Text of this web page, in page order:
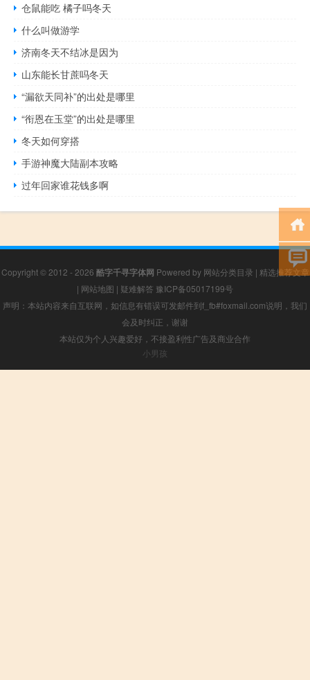
仓鼠能吃 橘子吗冬天
什么叫做游学
济南冬天不结冰是因为
山东能长甘蔗吗冬天
“漏欲天同补”的出处是哪里
“衔恩在玉堂”的出处是哪里
冬天如何穿搭
手游神魔大陆副本攻略
过年回家谁花钱多啊
Copyright © 2012 - 2026 酷字千寻字体网 Powered by 网站分类目录 | 精选推荐文章
| 网站地图 | 疑难解答 豫ICP备05017199号
声明：本站内容来自互联网，如信息有错误可发邮件到f_fb#foxmail.com说明，我们
会及时纠正，谢谢
本站仅为个人兴趣爱好，不接盈利性广告及商业合作
小男孩